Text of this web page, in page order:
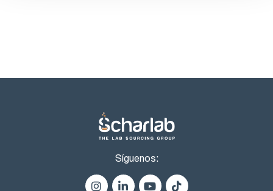
Síguenos: